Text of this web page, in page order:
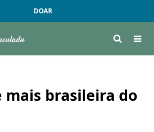
DOAR
mais brasileira do